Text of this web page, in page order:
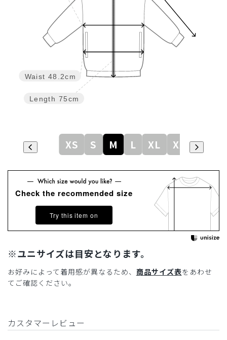
Length 75cm
Waist 48.2cm
XS S M L XL XXL
Check the recommended size
Try this item on
※ユニサイズは目安となります。
お好みによって着用感が異なるため、 商品サイズ表をあわせ
てご確認ください。
カスタマーレビュー